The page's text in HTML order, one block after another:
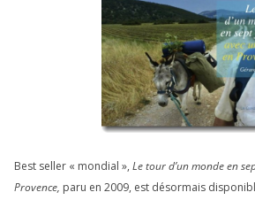
Best sel­ler « mon­dial », Le tour d’un monde en
Provence, paru en 2009, est désor­mais